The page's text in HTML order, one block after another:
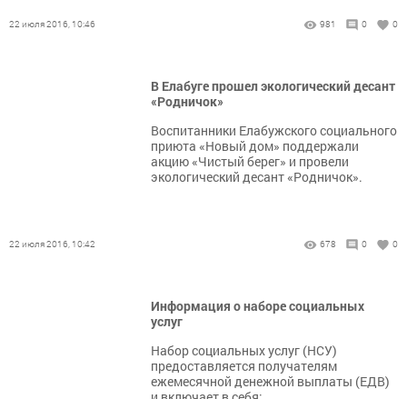
22 июля 2016, 10:46 981 0 0
В Елабуге прошел экологический десант
«Родничок»
Воспитанники Елабужского социального
приюта «Новый дом» поддержали
акцию «Чистый берег» и провели
экологический десант «Родничок».
22 июля 2016, 10:42 678 0 0
Информация о наборе социальных
услуг
Набор социальных услуг (НСУ)
предоставляется получателям
ежемесячной денежной выплаты (ЕДВ)